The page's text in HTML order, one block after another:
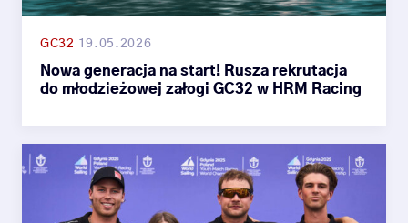
GC32 19.05.2026
Nowa generacja na start! Rusza rekrutacja
do młodzieżowej załogi GC32 w HRM Racing